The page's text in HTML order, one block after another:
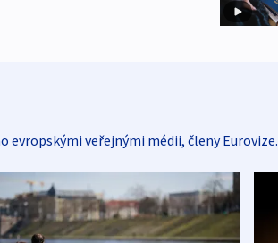
evropskými veřejnými médii, členy Eurovize.